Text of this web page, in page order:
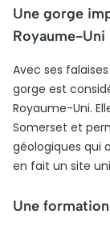
Une gorge
Royaume-Uni
Avec ses
gorge est
Royaume-Uni.
Somerset et
géologiques qui
en fait un site
Une